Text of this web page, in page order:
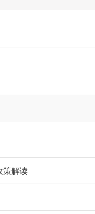
策解读